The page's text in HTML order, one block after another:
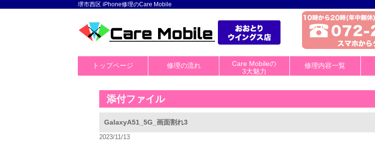
堺市西区 iPhone修理のCare Mobile
トップページ 修理の流れ
Care Mobileの
3大魅力
修理内容一覧
添付ファイル
GalaxyA51_5G_画面割れ3
2023/11/13